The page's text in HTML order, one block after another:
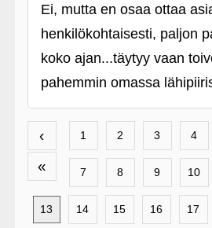
Ei, mutta en osaa ottaa
henkilökohtaisesti, paljon
koko ajan...täytyy vaan
pahemmin omassa
‹
«
1 2 3 4
7 8 9 10
13 14 15 16 17